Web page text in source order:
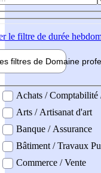
le filtre de durée
filtres de Domaine pro
professionel
Achats / Comptabilité
Arts / Artisanat d'art
Banque / Assurance
Bâtiment / Travaux
Commerce / Vente